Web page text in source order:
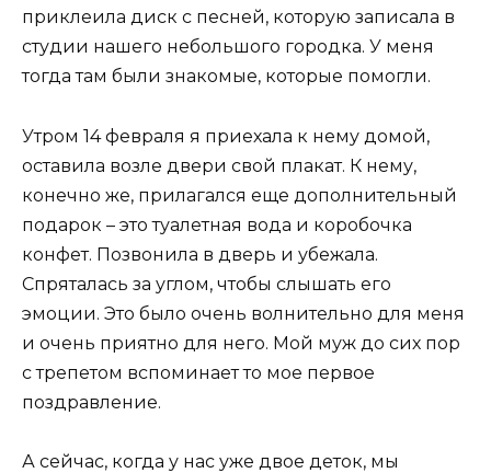
приклеила диск с песней, которую записала в
студии нашего небольшого городка. У меня
тогда там были знакомые, которые помогли.
Утром 14 февраля я приехала к нему домой,
оставила возле двери свой плакат. К нему,
конечно же, прилагался еще дополнительный
подарок – это туалетная вода и коробочка
конфет. Позвонила в дверь и убежала.
Спряталась за углом, чтобы слышать его
эмоции. Это было очень волнительно для меня
и очень приятно для него. Мой муж до сих пор
с трепетом вспоминает то мое первое
поздравление.
А сейчас, когда у нас уже двое деток, мы